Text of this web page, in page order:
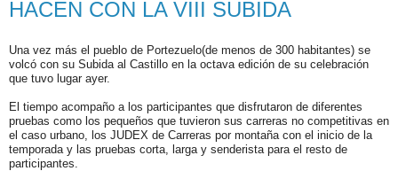
HACEN CON LA VIII SUBIDA
Una vez más el pueblo de Portezuelo(de menos de 300 habitantes) se
volcó con su Subida al Castillo en la octava edición de su celebración
que tuvo lugar ayer.
El tiempo acompaño a los participantes que disfrutaron de diferentes
pruebas como los pequeños que tuvieron sus carreras no competitivas en
el caso urbano, los JUDEX de Carreras por montaña con el inicio de la
temporada y las pruebas corta, larga y senderista para el resto de
participantes.